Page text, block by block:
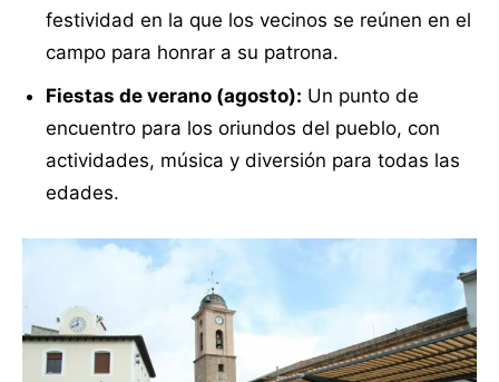
festividad en la que los vecinos se reúnen en el
campo para honrar a su patrona.
Fiestas de verano (agosto): Un punto de
encuentro para los oriundos del pueblo, con
actividades, música y diversión para todas las
edades.